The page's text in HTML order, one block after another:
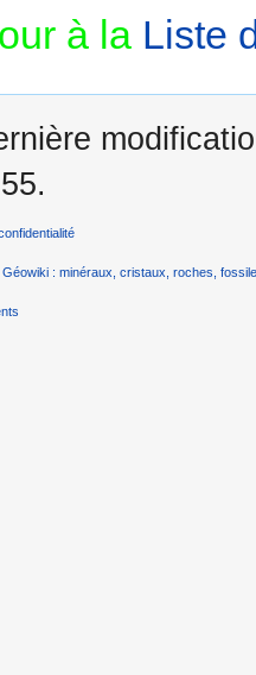
à la Liste
: minéraux, cristaux, roches,